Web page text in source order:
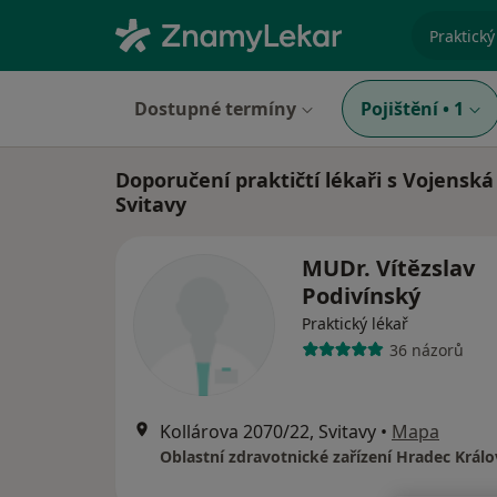
Dostupné termíny Pojištění • 1
Doporučení praktičtí lékaři s
Svitavy
MUDr. Vítězslav
Podivínský
Praktický lékař
36 názorů
Kollárova 2070/22, Svitavy • Mapa
Oblastní zdravotnické zařízení Hradec